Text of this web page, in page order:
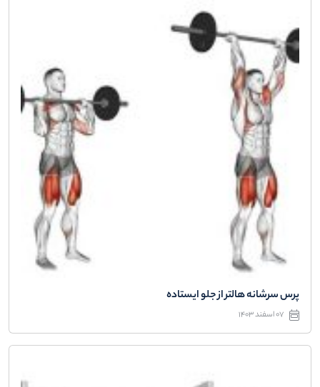
پرس سرشانه هالتر از جلو ایستاده
07 اسفند 1403